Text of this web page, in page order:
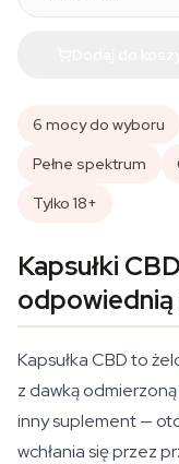
6 mocy do wyboru
Pełne spektrum
Tylko 18+
Kapsułki
Kapsułka CBD to
z dawką odmierzoną
inny suplement —
wchłania się przez